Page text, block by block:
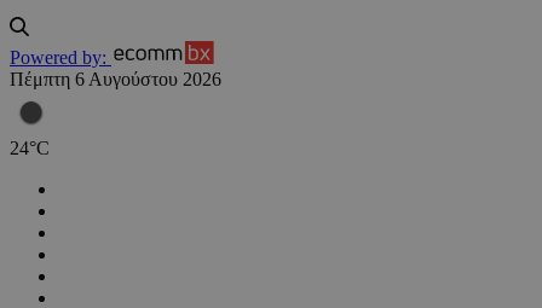
Powered by:
Πέμπτη 6 Αυγούστου 2026
24°C